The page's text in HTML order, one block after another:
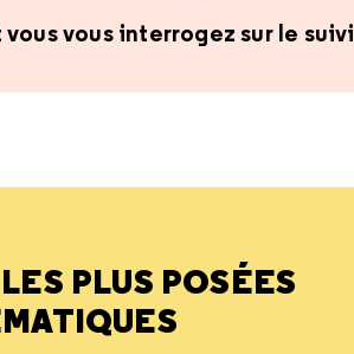
vous interrogez sur le suivi
PLUS POSÉES